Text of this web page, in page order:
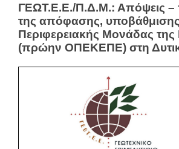
ΓΕΩΤ.Ε.Ε./Π.Δ.Μ.: Απόψεις –
της απόφασης,
Περιφερειακής Μονάδας
(πρώην ΟΠΕΚΕΠΕ) στη